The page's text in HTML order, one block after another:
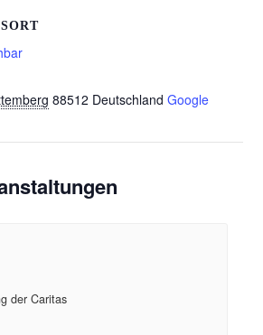
88512 Deutschland Google